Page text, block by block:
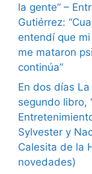
la gente” –
Gutiérrez:
entendí que
me mataron
continúa”
En dos días
segundo libro,
Sylvester y
Calesita de la
novedades)